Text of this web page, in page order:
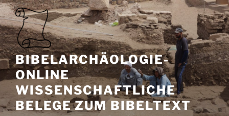
Zum
Inhalt
springen
BIBELARCHÄOLOGIE-
ONLINE
WISSENSCHAFTLICHE
BELEGE ZUM BIBELTEXT